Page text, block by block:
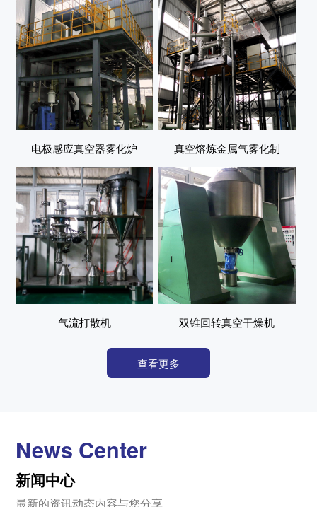
电极感应真空器雾化炉
真空熔炼金属气雾化制
粉炉
气流打散机 双锥回转真空干燥机
查看更多
News Center
新闻中心
最新的资讯动态内容与您分享